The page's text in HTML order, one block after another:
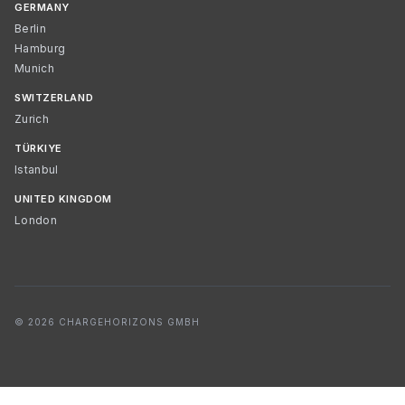
GERMANY
Berlin
Hamburg
Munich
SWITZERLAND
Zurich
TÜRKIYE
Istanbul
UNITED KINGDOM
London
© 2026 CHARGEHORIZONS GMBH